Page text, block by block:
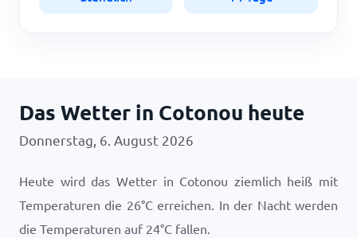
Das Wetter in Cotonou heute
Donnerstag, 6. August 2026
Heute wird das Wetter in Cotonou ziemlich heiß mit
Temperaturen die 26°Cerreichen. In der Nacht werden
die Temperaturen auf 24°C fallen.